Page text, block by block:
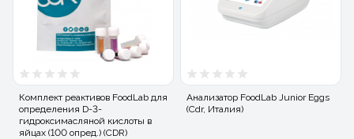
Комплект реактивов FoodLab для
определения D-3-
гидроксимасляной кислоты в
яйцах (100 опред.) (CDR)
Анализатор FoodLab Junior Eggs
(Cdr, Италия)